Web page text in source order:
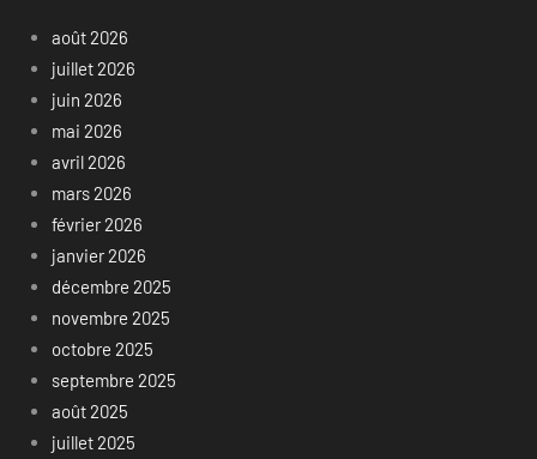
août 2026
juillet 2026
juin 2026
mai 2026
avril 2026
mars 2026
février 2026
janvier 2026
décembre 2025
novembre 2025
octobre 2025
septembre 2025
août 2025
juillet 2025